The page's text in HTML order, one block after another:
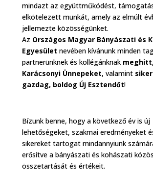
mindazt az együttműködést,
elkötelezett munkát, amely az elmúlt
jellemezte közösségünket.
Az Országos Magyar Bányászati és
Egyesület nevében kívánunk minden
partnerünknek és kollégánknak
Karácsonyi Ünnepeket, valamint
gazdag, boldog Új Esztendőt!
Bízunk benne, hogy a következő év is új
lehetőségeket, szakmai eredményeket
sikereket tartogat mindannyiunk
erősítve a bányászati és kohászati
összetartását és értékeit.